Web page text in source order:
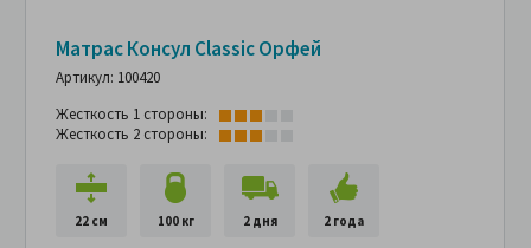
Матрас Консул Classic Орфей
Артикул: 100420
Жесткость 1 стороны:
Жесткость 2 стороны:
22 см 100 кг 2 дня 2 года